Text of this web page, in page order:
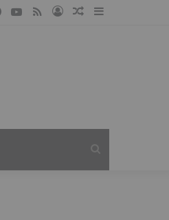
Sidebar
Losowy
Zaloguj
RSS
YouTube
Facebook